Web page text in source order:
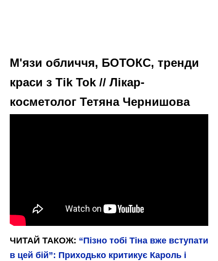
М'язи обличчя, БОТОКС, тренди
краси з Tik Tok // Лікар-
косметолог Тетяна Чернишова
ЧИТАЙ ТАКОЖ: “Пізно тобі Тіна вже вступати
в цей бій”: Приходько критикує Кароль і